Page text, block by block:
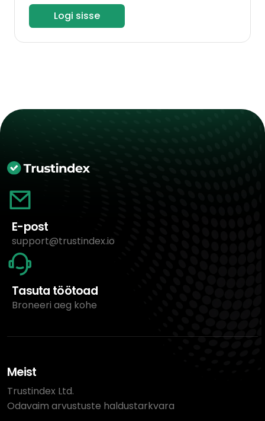
Logi sisse
E-post
support@trustindex.io
Tasuta töötoad
Broneeri aeg kohe
Meist
Trustindex Ltd.
Odavaim arvustuste haldustarkvara